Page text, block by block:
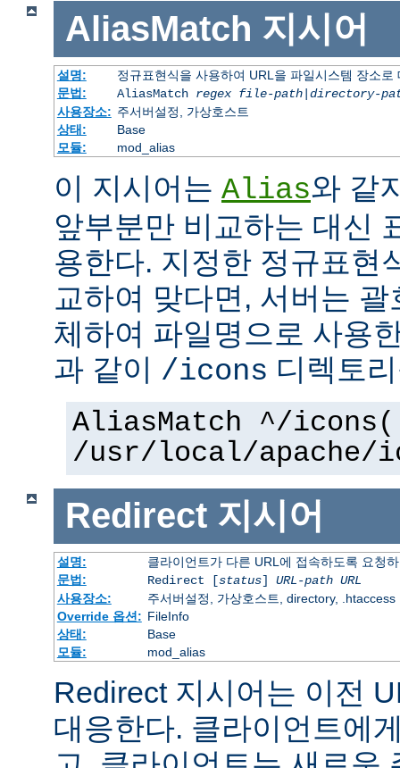
AliasMatch 지시어
설명:
정규표현식을 사용하여 URL을 파일시스템 장소로
문법:
AliasMatch regex file-path| directory-
사용장소: 주서버설정, 가상호스트
상태:
Base
모듈:
mod_alias
이 지시어는 Alias와 같
앞부분만 비교하는 대신
용한다. 지정한 정규표현
교하여 맞다면, 서버는
체하여 파일명으로 사용
과 같이 /icons 디렉토
AliasMatch ^/
/usr/local/apache/
Redirect 지시어
설명:
클라이언트가 다른 URL에 접속하도록 요청
문법:
Redirect [status] URL-path URL
사용장소:
주서버설정, 가상호스트, directory, .htaccess
Override 옵션: FileInfo
상태:
Base
모듈:
mod_alias
Redirect 지시어는 이전
대응한다. 클라이언트에